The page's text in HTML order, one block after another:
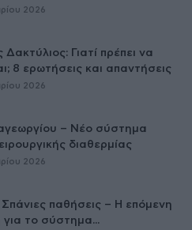
2026
Δακτύλιος: Γιατί πρέπει να
8 ερωτήσεις και απαντήσεις
2026
– Νέο σύστημα
διαθερμίας
2026
παθήσεις – Η επόμενη
για το σύστημα...